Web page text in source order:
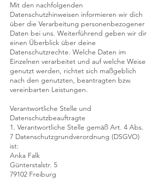
Mit den nachfolgenden
Datenschutzhinweisen informieren wir dich
über die Verarbeitung personenbezogener
Daten bei uns. Weiterführend geben wir dir
einen Überblick über deine
Datenschutzrechte. Welche Daten im
Einzelnen verarbeitet und auf welche Weise
genutzt werden, richtet sich maßgeblich
nach den genutzten, beantragten bzw.
vereinbarten Leistungen.
Verantwortliche Stelle und
Datenschutzbeauftragte
1. Verantwortliche Stelle gemäß Art. 4 Abs.
7 Datenschutzgrundverordnung (DSGVO)
ist:
Anka Falk
Günterstalstr. 5
79102 Freiburg